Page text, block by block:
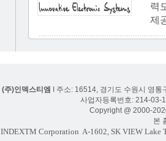
력
제
(주)인덱스티엠
I 주소: 16514, 경기도 수원시 영
사업자등록번호: 214-
Copyright @ 2000-
본 홈
INDEXTM Corporation A-1602, SK VIEW Lake